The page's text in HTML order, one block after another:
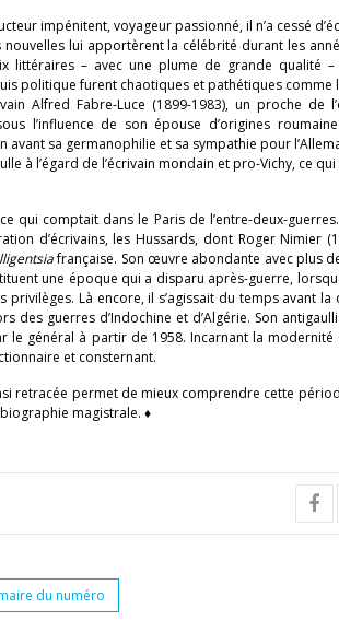
impénitent, voyageur passionné, il n’a cessé
lui apportèrent la célébrité durant les
littéraires – avec une plume de grande qualité
politique furent chaotiques et pathétiques comme
Alfred Fabre-Luce (1899-1983), un proche de
l’influence de son épouse d’origines
avant sa germanophilie et sa sympathie pour
à l’égard de l’écrivain mondain et pro-Vichy, ce
qui comptait dans le Paris de l’entre-deux-
d’écrivains, les Hussards, dont Roger Nimier
française. Son œuvre abondante avec plus
une époque qui a disparu après-guerre,
Là encore, il s’agissait du temps avant
des guerres d’Indochine et d’Algérie. Son
général à partir de 1958. Incarnant la modernité
et consternant.
retracée permet de mieux comprendre cette
magistrale. ♦
du numéro